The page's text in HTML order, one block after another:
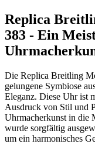
Replica
383 - Ein
Die Replica Breitling
gelungene Symbiose
Eleganz. Diese Uhr ist
Ausdruck von Stil und
Uhrmacherkunst in die
wurde sorgfältig
um ein harmonisches